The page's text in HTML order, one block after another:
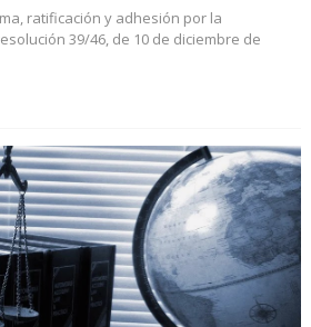
ratificación y adhesión por la
39/46, de 10 de diciembre de